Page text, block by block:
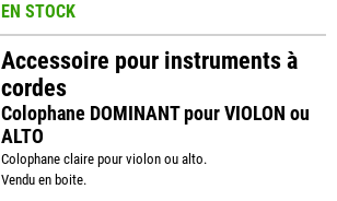
EN STOCK
Accessoire pour instruments à
cordes
Colophane DOMINANT pour VIOLON ou
ALTO
Colophane claire pour violon ou alto.
Vendu en boite.